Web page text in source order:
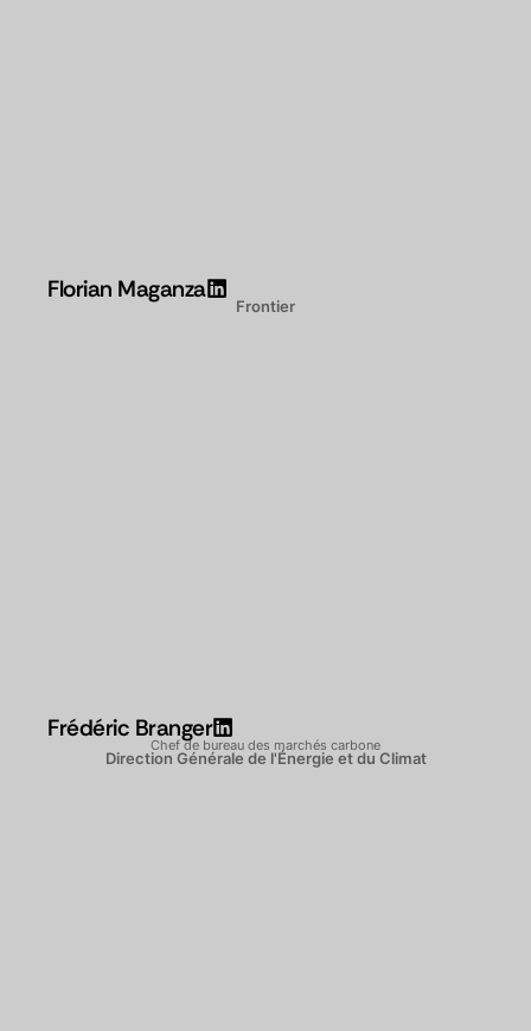
Florian Maganza
Frontier
Frédéric Branger
Chef de bureau des marchés carbone
Direction Générale de l'Énergie et du Climat